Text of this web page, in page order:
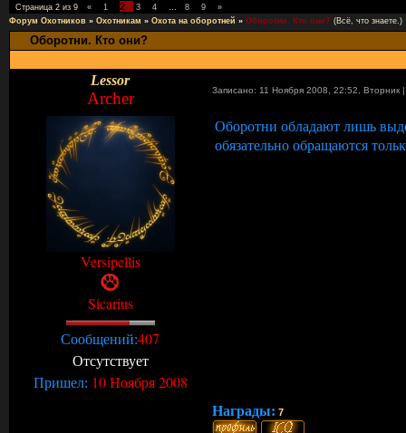
Страница 2 из 9 « 1 2 3 4 … 8 9
»
Форум Охотников » Охотникам » Охота на оборотней » Оборотни. Кто они? (Всё, что знаете.)
Оборотни. Кто они?
Lessor
Archer Записано: 11 Ноября 2008, 22:52, Вторник
Versipellis
Sicarius
Сообщений:407
Отсутствует
Пришел: 10 Ноября 2008
Оборотни обладают лишь
обязательно обращаются
Награды: 7